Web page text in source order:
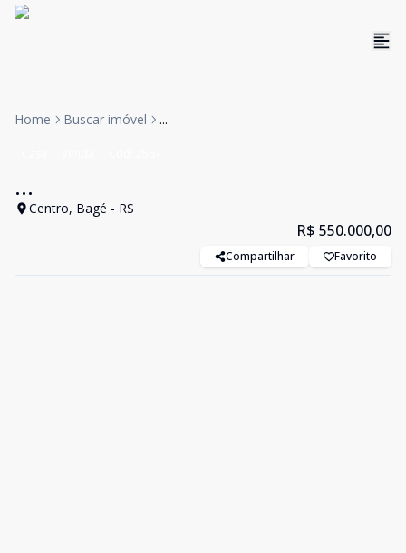
Home Buscar imóvel ...
...
Centro, Bagé - RS
R$ 550.000,00
Compartilhar Favorito